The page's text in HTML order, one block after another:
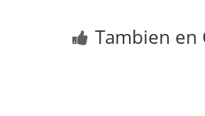
Tambien en